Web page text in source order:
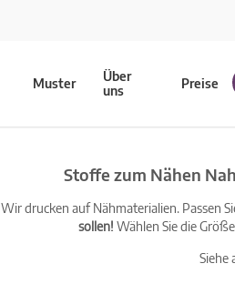
Muster
Über
uns
Preise
Stoffe zum Nähen
Wir drucken auf Nähmaterialien. Passen
sollen! Wählen Sie die
Siehe